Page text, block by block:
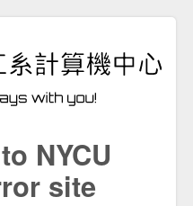
NYCU
site